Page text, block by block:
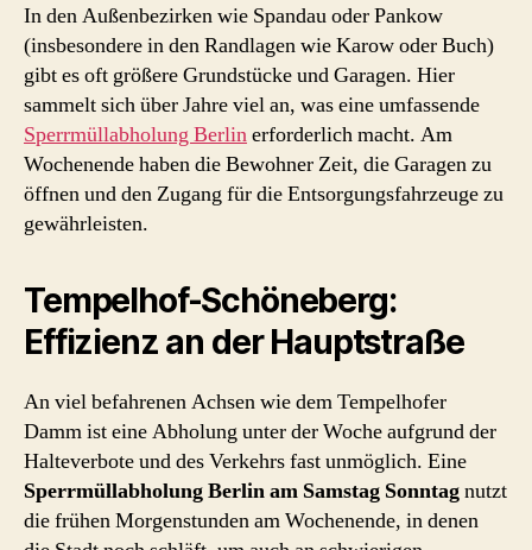
In den Außenbezirken wie Spandau oder Pankow
(insbesondere in den Randlagen wie Karow oder Buch)
gibt es oft größere Grundstücke und Garagen. Hier
sammelt sich über Jahre viel an, was eine umfassende
Sperrmüllabholung Berlinerforderlich macht. Am
Wochenende haben die Bewohner Zeit, die Garagen zu
öffnen und den Zugang für die Entsorgungsfahrzeuge zu
gewährleisten.
Tempelhof-Schöneberg:
Effizienz an der Hauptstraße
An viel befahrenen Achsen wie dem Tempelhofer
Damm ist eine Abholung unter der Woche aufgrund der
Halteverbote und des Verkehrs fast unmöglich. Eine
Sperrmüllabholung Berlin am Samstag Sonntagnutzt
die frühen Morgenstunden am Wochenende, in denen